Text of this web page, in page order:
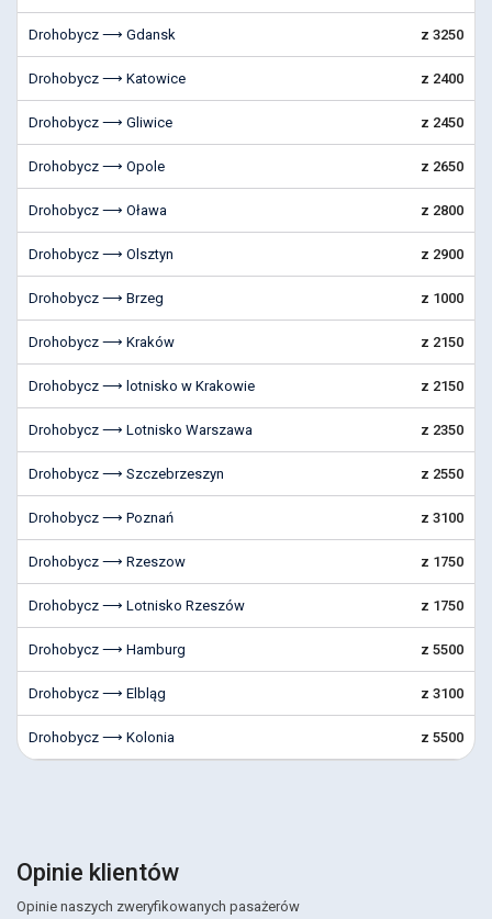
Drohobycz ⟶ Gdansk z 3250
Drohobycz ⟶ Katowice z 2400
Drohobycz ⟶ Gliwice z 2450
Drohobycz ⟶ Opole z 2650
Drohobycz ⟶ Oława z 2800
Drohobycz ⟶ Olsztyn z 2900
Drohobycz ⟶ Brzeg z 1000
Drohobycz ⟶ Kraków z 2150
Drohobycz ⟶ lotnisko w Krakowie z 2150
Drohobycz ⟶ Lotnisko Warszawa z 2350
Drohobycz ⟶ Szczebrzeszyn z 2550
Drohobycz ⟶ Poznań z 3100
Drohobycz ⟶ Rzeszow z 1750
Drohobycz ⟶ Lotnisko Rzeszów z 1750
Drohobycz ⟶ Hamburg z 5500
Drohobycz ⟶ Elbląg z 3100
Drohobycz ⟶ Kolonia z 5500
Opinie klientów
Opinie naszych zweryfikowanych pasażerów